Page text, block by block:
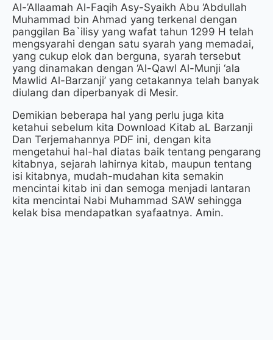
Al-’Allaamah Al-Faqih Asy-Syaikh Abu ‘Abdullah
Muhammad bin Ahmad yang terkenal dengan
panggilan Ba`ilisy yang wafat tahun 1299 H telah
mengsyarahi dengan satu syarah yang memadai,
yang cukup elok dan berguna, syarah tersebut
yang dinamakan dengan ‘Al-Qawl Al-Munji ‘ala
Mawlid Al-Barzanji’ yang cetakannya telah banyak
diulang dan diperbanyak di Mesir.
Demikian beberapa hal yang perlu juga kita
ketahui sebelum kita Download Kitab aL Barzanji
Dan Terjemahannya PDF ini, dengan kita
mengetahui hal-hal diatas baik tentang pengarang
kitabnya, sejarah lahirnya kitab, maupun tentang
isi kitabnya, mudah-mudahan kita semakin
mencintai kitab ini dan semoga menjadi lantaran
kita mencintai Nabi Muhammad SAW sehingga
kelak bisa mendapatkan syafaatnya. Amin.